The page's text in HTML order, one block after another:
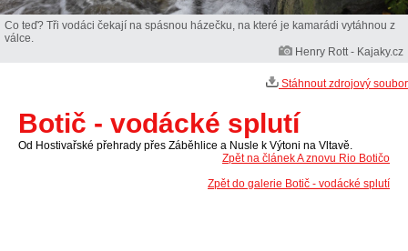
Co teď? Tři vodáci čekají na spásnou házečku, na které je kamarádi vytáhnou z
válce.
Henry Rott - Kajaky.cz
Stáhnout zdrojový soubor
Botič - vodácké splutí
Od Hostivařské přehrady přes Záběhlice a Nusle k Výtoni na Vltavě.
Zpět na článek A znovu Rio Botičo
Zpět do galerie Botič - vodácké splutí